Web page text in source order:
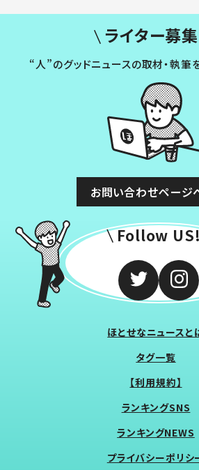
ライター募集
“人”のグッドニュースの取材・執筆
お問い合わせページ
Follow
ほとせなニュースと
タグ一覧
【利用規約】
ランキングSNS
ランキングNEWS
プライバシーポリシ